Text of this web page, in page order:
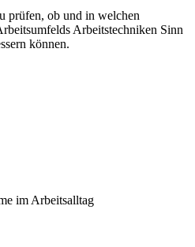
prüfen, ob und in welchen
Arbeitstechniken Sinn
können.
im Arbeitsalltag